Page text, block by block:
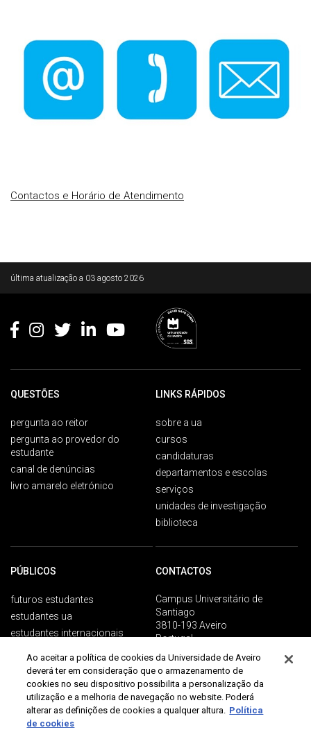
Contactos e Horário de Atendimento
última atualização a 03 agosto 2026
QUESTÕES
pergunta ao reitor
pergunta ao provedor do
estudante
canal de denúncias
livro amarelo eletrónico
LINKS RÁPIDOS
sobre a ua
cursos
candidaturas
departamentos e escolas
serviços
unidades de investigação
biblioteca
PÚBLICOS
futuros estudantes
estudantes ua
estudantes internacionais
pessoas ua
sociedade
comunicação e media
CONTACTOS
Campus Universitário de
Santiago
3810-193 Aveiro
Portugal
contactos gerais
Ao aceitar a política de cookies da Universidade de Aveiro
deverá ter em consideração que o armazenamento de
cookies no seu dispositivo possibilita a personalização da
utilização e a melhoria de navegação no website. Poderá
alterar as definições de cookies a qualquer altura. Política
de cookies